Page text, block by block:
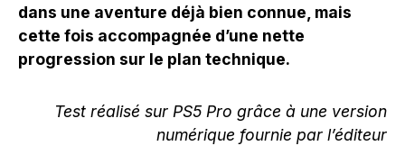
dans une aventure déjà bien connue, mais
cette fois accompagnée d’une nette
progression sur le plan technique.
Test réalisé sur PS5 Pro grâce à une version
numérique fournie par l’éditeur